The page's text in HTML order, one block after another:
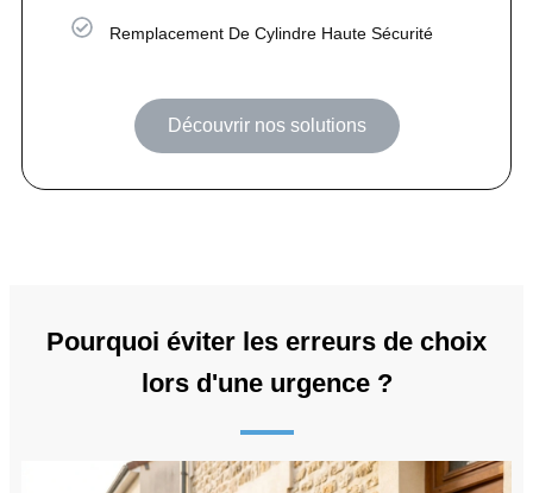
Remplacement De Cylindre Haute Sécurité
Découvrir nos solutions
Pourquoi éviter les erreurs de choix
lors d'une urgence ?